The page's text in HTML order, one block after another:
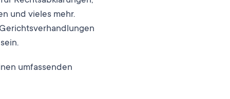
und vieles mehr.
umfassenden